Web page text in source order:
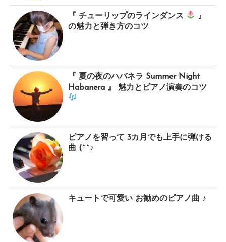
『 チューリップのラインダンス
』
の魅力と弾き方のコツ
『 夏の夜のハバネラ Summer Night
Habanera 』 魅力とピアノ演奏のコツ
ピアノを習って 3カ月でも上手に弾ける
曲 (^^♪
キュートで可愛い お勧めのピアノ曲 ♪